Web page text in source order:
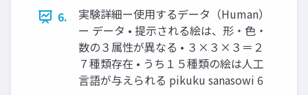
6.
実験詳細ー使用するデータ（Human）
ー データ • 提示される絵は、形・色・
数の３属性が異なる • ３×３×３＝２
７種類存在 • うち１５種類の絵は人工
言語が与えられる pikuku sanasowi 6